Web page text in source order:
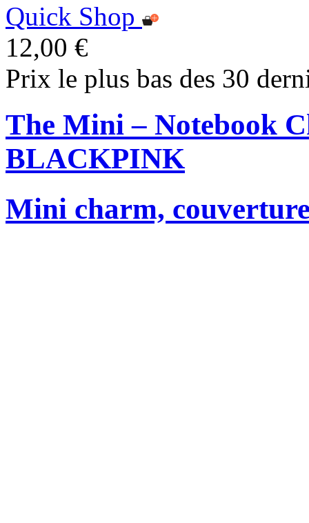
Quick Shop
12,00 €
Prix le plus bas des 30
The Mini – Notebook
BLACKPINK
Mini charm,